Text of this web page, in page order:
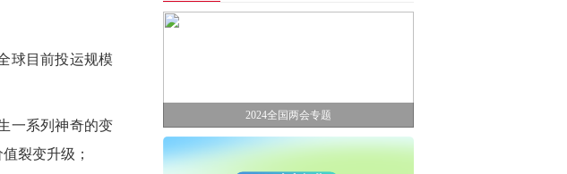
球目前投运规模
一系列神奇的变
裂变升级；
2024全国两会专题